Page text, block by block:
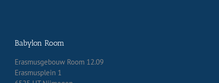
Babylon Room
Erasmusgebouw Room 12.09
Erasmusplein 1